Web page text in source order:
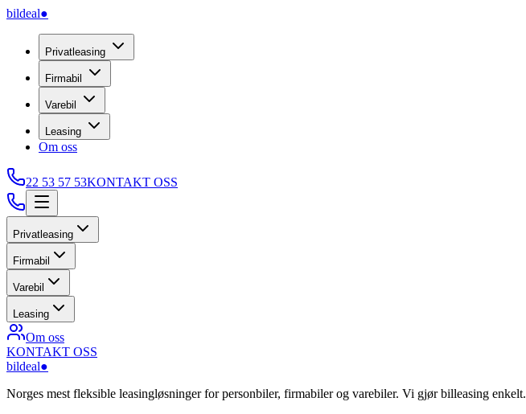
bildeal●
Privatleasing
Firmabil
Varebil
Leasing
Om oss
22 53 57 53KONTAKT OSS
Privatleasing
Firmabil
Varebil
Leasing
Om oss
KONTAKT OSS
bildeal●
Norges mest fleksible leasingløsninger for personbiler, firmabiler og varebiler. Vi gjør billeasing enkelt.